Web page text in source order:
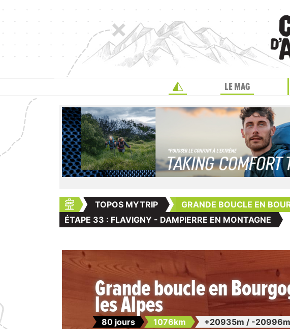
LE MAG
TOPOS MYTRIP
GRANDE BOUCLE EN
ÉTAPE 33 : FLAVIGNY - DAMPIERRE EN MONTAGNE
Grande boucle en
les Alpes
80 jours 1076km +20935m / -20996m